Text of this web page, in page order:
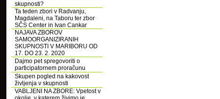
skupnosti?
Ta teden zbori v Radvanju,
Magdaleni, na Taboru ter zbor
SČS Center in Ivan Cankar
NAJAVA ZBOROV
SAMOORGANIZIRANIH
SKUPNOSTI V MARIBORU OD
17. DO 23. 2. 2020
Dajmo pet spregovoriti o
participatornem proračunu
Skupen pogled na kakovost
življenja v skupnosti
VABLJENI NA ZBORE: Vpetost v